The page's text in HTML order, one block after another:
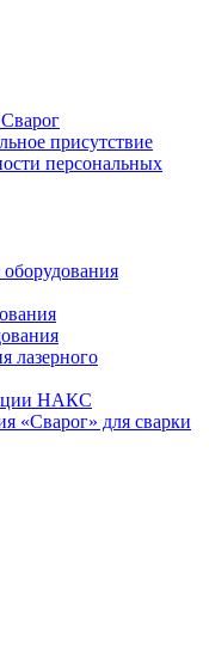
присутствие
персональных
лазерного
НАКС
«Сварог» для сварки